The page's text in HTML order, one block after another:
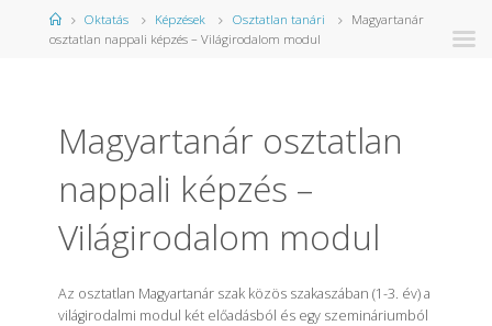
Kezdőlap
Oktatás Képzések Osztatlan tanári
Magyartanár
osztatlan nappali képzés – Világirodalom modul
Magyartanár osztatlan
nappali képzés –
Világirodalom modul
Az osztatlan Magyartanár szak közös szakaszában (1-3. év) a
világirodalmi modul két előadásból és egy szemináriumból